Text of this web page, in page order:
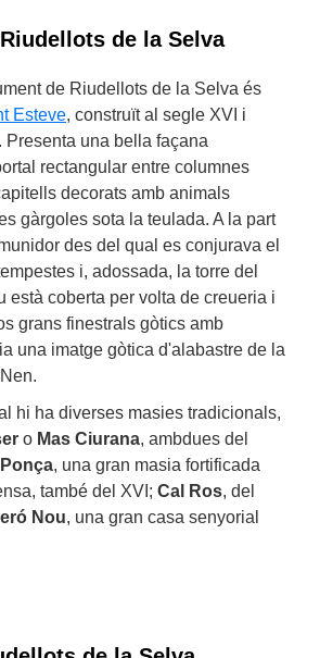
de la Selva
de Riudellots de la Selva és
Esteve, construït al segle XVI i
Presenta una bella façana
rectangular entre columnes
decorats amb animals
gàrgoles sota la teulada. A la part
des del qual es conjurava el
i, adossada, la torre del
està coberta per volta de creueria i
grans finestrals gòtics amb
una imatge gòtica d'alabastre de la
hi ha diverses masies tradicionals,
o Mas Ciurana, ambdues del
, una gran masia fortificada
també del XVI; Cal Ros, del
Nou, una gran casa senyorial